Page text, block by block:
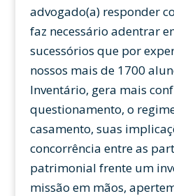
advogado(a) responder
faz necessário adentrar
sucessórios que por
nossos mais de 1700
Inventário, gera mais
questionamento, o
casamento, suas
concorrência entre as
patrimonial frente um
missão em mãos,